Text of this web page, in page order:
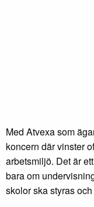
Med Atvexa som
koncern där vinster
arbetsmiljö. Det är
bara om
skolor ska styras